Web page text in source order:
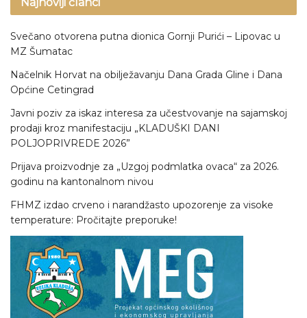
Svečano otvorena putna dionica Gornji Purići – Lipovac u
MZ Šumatac
Načelnik Horvat na obilježavanju Dana Grada Gline i Dana
Općine Cetingrad
Javni poziv za iskaz interesa za učestvovanje na sajamskoj
prodaji kroz manifestaciju „KLADUŠKI DANI
POLJOPRIVREDE 2026”
Prijava proizvodnje za „Uzgoj podmlatka ovaca“ za 2026.
godinu na kantonalnom nivou
FHMZ izdao crveno i narandžasto upozorenje za visoke
temperature: Pročitajte preporuke!